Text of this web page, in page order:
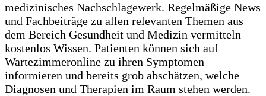
medizinisches Nachschlagewerk. Regelmäßige News
und Fachbeiträge zu allen relevanten Themen aus
dem Bereich Gesundheit und Medizin vermitteln
kostenlos Wissen. Patienten können sich auf
Wartezimmeronline zu ihren Symptomen
informieren und bereits grob abschätzen, welche
Diagnosen und Therapien im Raum stehen werden.